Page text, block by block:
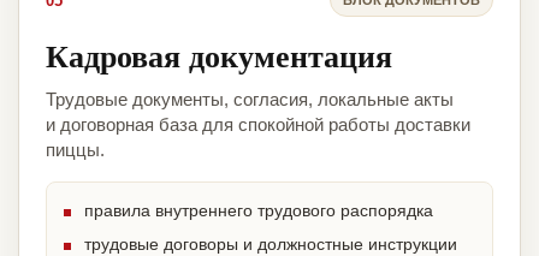
Кадровая документация
Трудовые документы, согласия, локальные акты
и договорная база для спокойной работы доставки
пиццы.
правила внутреннего трудового распорядка
трудовые договоры и должностные инструкции